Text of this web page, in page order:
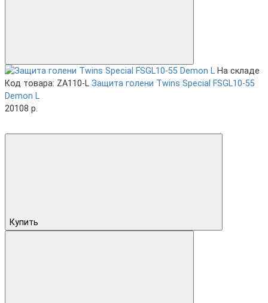
На складе
Код товара: ZA110-L Защита голени Twins Special FSGL10-55
Demon L
20108 р.
Купить